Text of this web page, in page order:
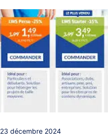
23 décembre 2024